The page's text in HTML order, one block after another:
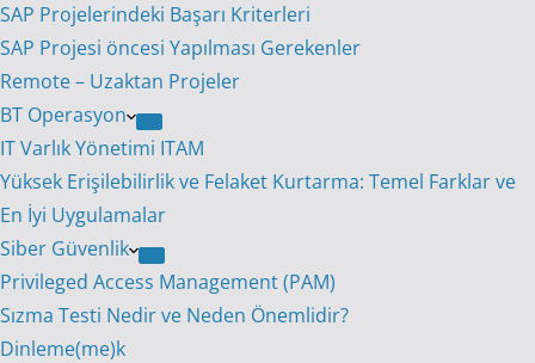
SAP Projelerindeki Başarı Kriterleri
SAP Projesi öncesi Yapılması Gerekenler
Remote – Uzaktan Projeler
BT Operasyon
IT Varlık Yönetimi ITAM
Yüksek Erişilebilirlik ve Felaket Kurtarma: Temel Farklar ve
En İyi Uygulamalar
Siber Güvenlik
Privileged Access Management (PAM)
Sızma Testi Nedir ve Neden Önemlidir?
Dinleme(me)k